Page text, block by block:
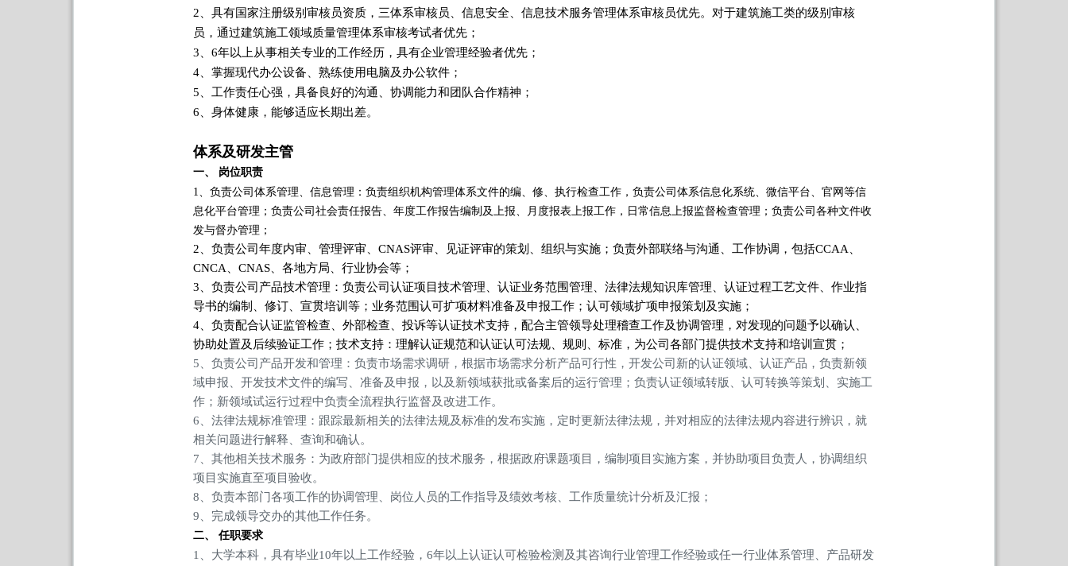
2、 具有国家注册级别审核员资质，三体系审核员、信息安全、信息技术服务管理体系审核员优先。对于建筑施工类的级别审核
员，通过建筑施工领域质量管理体系审核考试者优先；
3、6年以上从事相关专业的工作经历，具有企业管理经验者优先；
4、 掌握现代办公设备、熟练使用电脑及办公软件；
5、 工作责任心强，具备良好的沟通、协调能力和团队合作精神；
6、 身体健康，能够适应长期出差。
体系及研发主管
一、 岗位职责
1、 负责公司体系管理、信息管理：负责组织机构管理体系文件的编、修、执行检查工作，负责公司体系信息化系统、微信平台、官网等信
息化平台管理；负责公司社会责任报告、年度工作报告编制及上报、月度报表上报工作，日常信息上报监督检查管理；负责公司各种文件收
发与督办管理；
2、 负责公司年度内审、管理评审、CNAS评审、见证评审的策划、组织与实施；负责外部联络与沟通、工作协调，包括CCAA、
CNCA、CNAS、各地方局、行业协会等；
3、 负责公司产品技术管理：负责公司认证项目技术管理、认证业务范围管理、法律法规知识库管理、认证过程工艺文件、作业指
导书的编制、修订、宣贯培训等；业务范围认可扩项材料准备及申报工作；认可领域扩项申报策划及实施；
4、负责配合认证监管检查、外部检查、投诉等认证技术支持，配合主管领导处理稽查工作及协调管理，对发现的问题予以确认、
协助处置及后续验证工作；技术支持：理解认证规范和认证认可法规、规则、标准，为公司各部门提供技术支持和培训宣贯；
5、负责公司产品开发和管理：负责市场需求调研，根据市场需求分析产品可行性，开发公司新的认证领域、认证产品，负责新领
域申报、开发技术文件的编写、准备及申报，以及 新领域获批或备案后的运行管理；负责认证领域转版、认可转换等策划、实施工
作；新领域试运行过程中负责全流程执行监督及改进工作。
6、法律法规标准管理：跟踪最新相关的法律法规及标准的发布实施，定时更新法律法规，并对相应的法律法规内容进行辨识，就
相关问题进行解释、查询和确认。
7、其他相关技术服务：为政府部门提供相应的技术服务，根据政府课题项目，编制项目实施方案，并协助项目负责人，协调组织
项目实施直至项目验收。
8、负责本部门各项工作的协调管理、岗位人员的工作指导及绩效考核、工作质量统计分析及汇报；
9、完成领导交办的其他工作任务。
二、 任职要求
1、大学本科，具有毕业10年以上工作经验，6年以上认证认可检验检测及其咨询行业管理工作经验或任一行业体系管理、产品研发